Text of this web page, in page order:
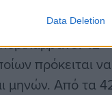
Data Deletion
42
πρόκειται να
μηνών. Από τα